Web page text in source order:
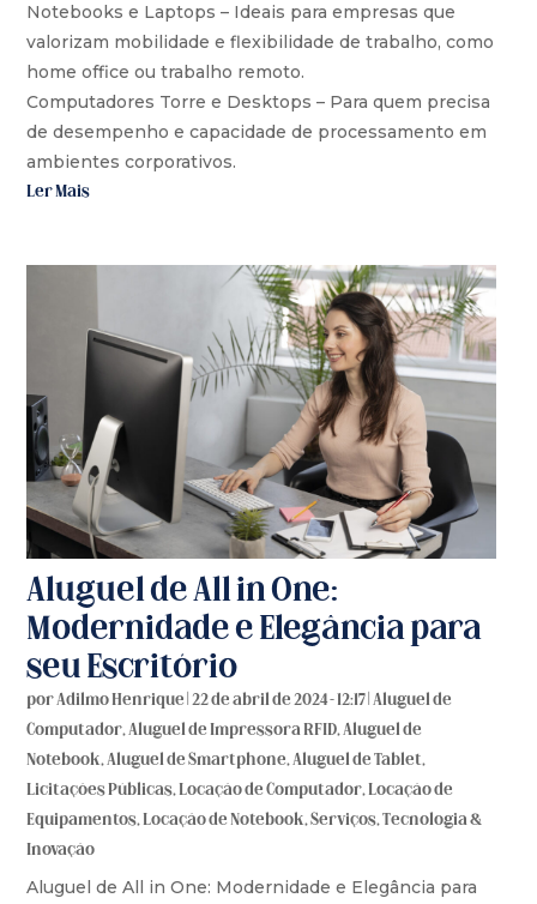
Notebooks e Laptops – Ideais para empresas que
valorizam mobilidade e flexibilidade de trabalho, como
home office ou trabalho remoto.
Computadores Torre e Desktops – Para quem precisa
de desempenho e capacidade de processamento em
ambientes corporativos.
Ler Mais
Aluguel de All in One:
Modernidade e Elegância para
seu Escritório
porAdilmo Henrique |22 de abril de 2024 - 12:17 |Aluguel de
Computador,Aluguel de Impressora RFID,Aluguel de
Notebook,Aluguel de Smartphone,Aluguel de Tablet,
Licitações Públicas,Locação de Computador,Locação de
Equipamentos,Locação de Notebook,Serviços,Tecnologia &
Inovação
Aluguel de All in One: Modernidade e Elegância para